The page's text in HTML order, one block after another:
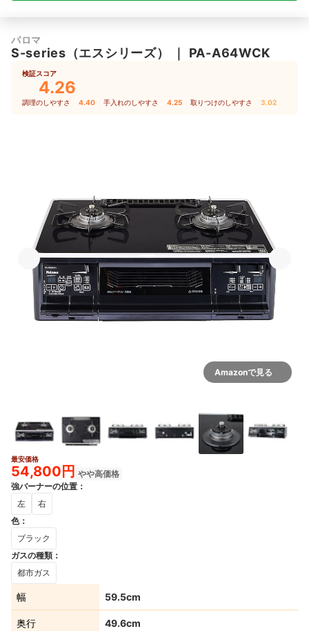
パロマ
S-series（エスシリーズ） ｜ PA-A64WCK
検証スコア
4.26
調理のしやすさ 4.40 手入れのしやすさ 4.25 取りつけのしやすさ 3.02
Amazonで見る
最安価格
54,800円 やや高価格
強バーナーの位置 ：
左
右
色：
ブラック
ガスの種類 ：
都市ガス
幅 59.5cm
奥行 49.6cm